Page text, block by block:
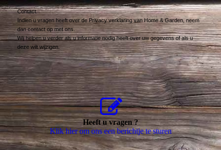
Contact.
Indien u vragen heeft over de Privacy verklaring van Home & Garden, neem
dan contact op met ons.
Wij helpen u verder als u informatie nodig heeft over uw gegevens of als u
deze wilt wijzigen.
Heeft u vragen ?
Klik hier om ons een berichtje te sturen